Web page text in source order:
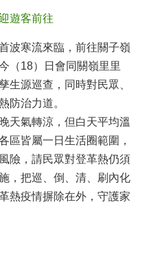
遊客前往
波寒流來臨，前往關子嶺
（18）日會同關嶺里里
生源巡查，同時對民眾、
防治力道。
天氣轉涼，但白天平均溫
區皆屬一日生活圈範圍，
險，請民眾對登革熱仍須
，把巡、倒、清、刷內化
熱疫情摒除在外，守護家